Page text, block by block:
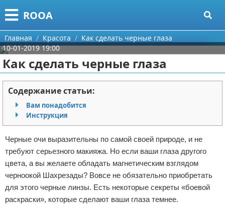
ROOA
Меню
Главная
Категории
Рукоделие
Программирование
Бизнес
Красота
Мода
Отношения
Поиск
О проекте
Контакты
Сотрудничество
Размещение рекламы
Для правообладателей
Главная Красота
Как сделать черные глаза
10-01-2019 19:00
Как сделать черные глаза
Содержание статьи:
Вам понадобится
Инструкция
Черные очи выразительны по самой своей природе, и не
требуют серьезного макияжа. Но если ваши глаза другого
цвета, а вы желаете обладать магнетическим взглядом
черноокой Шахрезады? Вовсе не обязательно приобретать
для этого черные линзы. Есть некоторые секреты «боевой
раскраски», которые сделают ваши глаза темнее.